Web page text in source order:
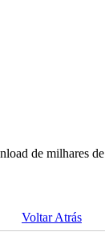
de milhares de
Voltar Atrás